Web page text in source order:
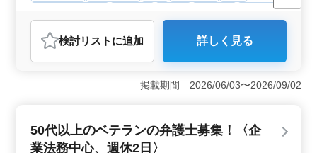
業務委託
おすすめポイント
＜中高年弁護士募集、駅チカの事務所＞ 東京都中央区
銀座に位置する当弁護士事務所では、経験豊富な中高年
の弁護士を積極的に募集しています。民事案件を中心に
護士経験が3年以上ある方はもちろん、経験が浅い方も積
極的にご応募いただけます。弁護士費用は事務所が負担
検討リスト に追加 詳しく見る
掲載期間 2026/06/03〜2026/09/02
50代以上のベテランの弁護士募集！〈企
業法務中心、週休2日〉